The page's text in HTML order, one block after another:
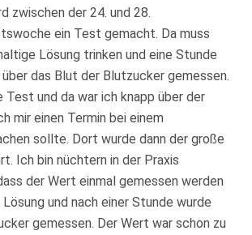
zwischen der 24. und 28.
ein Test gemacht. Da muss
Lösung trinken und eine Stunde
das Blut der Blutzucker gemessen.
Test und da war ich knapp über der
mir einen Termin bei einem
sollte. Dort wurde dann der große
Ich bin nüchtern in der Praxis
der Wert einmal gemessen werden
und nach einer Stunde wurde
gemessen. Der Wert war schon zu